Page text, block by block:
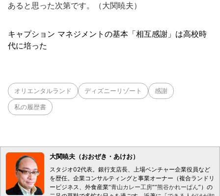
あると思った次第です。（大関暁夫）
キャプション マネジメントの基本「相互感謝」は高校時
代に培った
オリエンタルランド ディズニーリゾート 感謝
私の履歴書
大関暁夫（おおぜき・あけお）
スタジオ02代表。銀行支店長、上場ベンチャー企業役員など
を歴任。企業コンサルティングと事業オーナー（複合ランドリ
ービジネス、外食産業“青山カレー工房”“熊谷かれーぱん”）の